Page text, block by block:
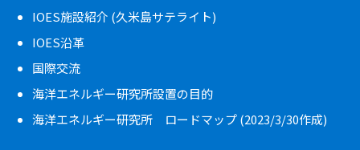
IOES施設紹介 (久米島サテライト)
IOES沿革
国際交流
海洋エネルギー研究所設置の目的
海洋エネルギー研究所 ロードマップ (2023/3/30作成)